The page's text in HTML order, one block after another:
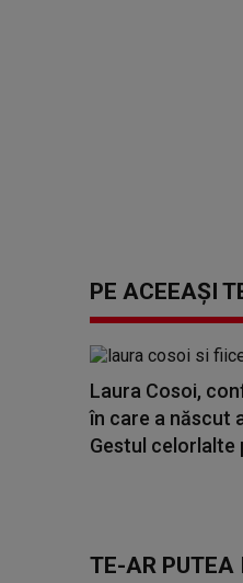
PE ACEEAȘI
Laura Cosoi,
în care a născut
Gestul celorlalte
TE-AR PUTEA